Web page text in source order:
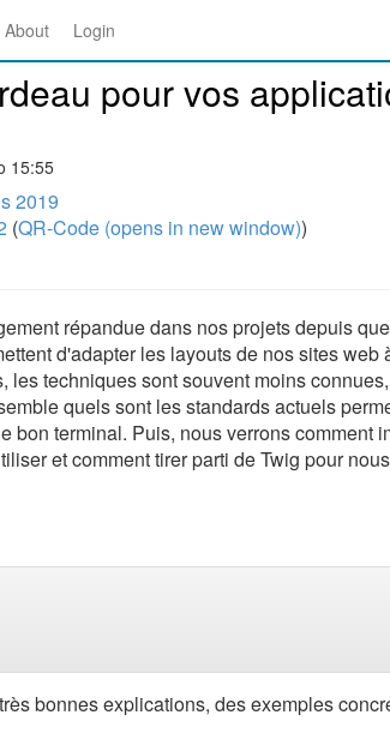
About Login
pour vos
15:55
2019
(QR-Code (opens in new window))
répandue dans nos projets depuis
d'adapter les layouts de nos sites
les techniques sont souvent moins
quels sont les standards actuels
bon terminal. Puis, nous verrons comment
et comment tirer parti de Twig pour
bonnes explications, des exemples